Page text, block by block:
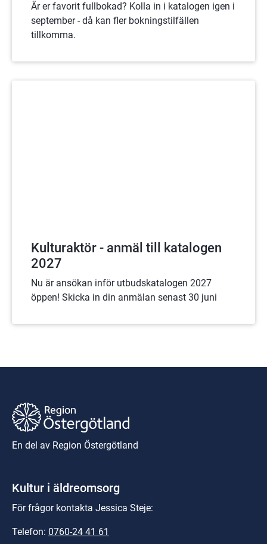
Är er favorit fullbokad? Kolla in i katalogen igen i
september - då kan fler bokningstilfällen
tillkomma.
Kulturaktör - anmäl till katalogen
2027
Nu är ansökan inför utbudskatalogen 2027
öppen! Skicka in din anmälan senast 30 juni
En del av Region Östergötland
Kultur i äldreomsorg
För frågor kontakta Jessica Steje:
Telefon: 0760-24 41 61